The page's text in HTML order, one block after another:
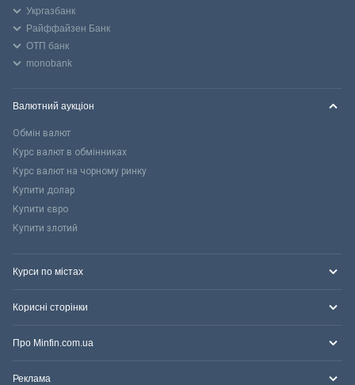
Укргазбанк
Райффайзен Банк
ОТП банк
monobank
Валютний аукціон
Обмін валют
Курс валют в обмінниках
Курс валют на чорному ринку
Купити долар
Купити євро
Купити злотий
Курси по містах
Корисні сторінки
Про Minfin.com.ua
Реклама